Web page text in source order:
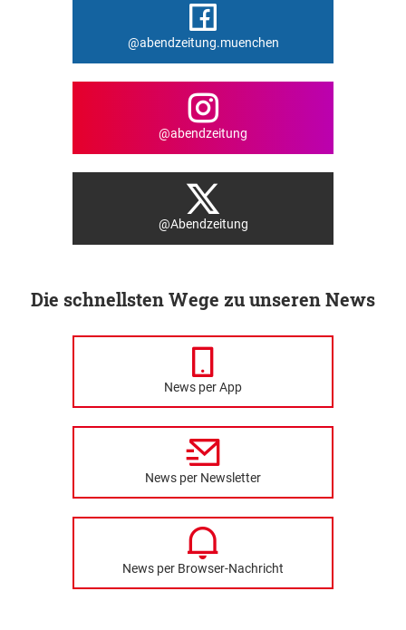
@abendzeitung.muenchen
@abendzeitung
@Abendzeitung
Die schnellsten Wege zu unseren News
News per App
News per Newsletter
News per Browser-Nachricht